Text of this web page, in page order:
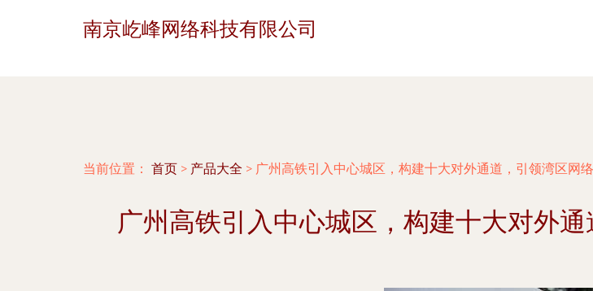
南京屹峰网络科技有限公司
当前位置： 首页 > 产品大全 > 广州高铁引入中心城区，构建十大对外通道，引领湾区网
广州高铁引入中心城区，构建十大对外